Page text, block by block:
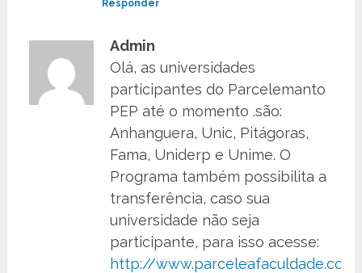
Responder
Admin
Olá, as universidades
participantes do Parcelemanto
PEP até o momento .são:
Anhanguera, Unic, Pitágoras,
Fama, Uniderp e Unime. O
Programa também possibilita a
transferência, caso sua
universidade não seja
participante, para isso acesse:
http://